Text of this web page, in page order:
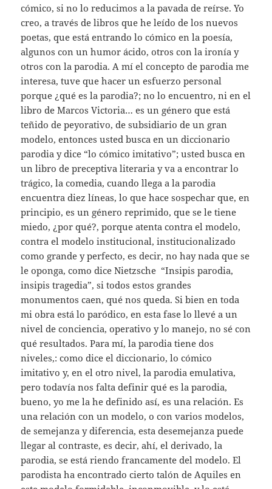
cómico, si no lo reducimos a la pavada de reírse. Yo
creo, a través de libros que he leído de los nuevos
poetas, que está entrando lo cómico en la poesía,
algunos con un humor ácido, otros con la ironía y
otros con la parodia. A mí el concepto de parodia me
interesa, tuve que hacer un esfuerzo personal
porque ¿qué es la parodia?; no lo encuentro, ni en el
libro de Marcos Victoria… es un género que está
teñido de peyorativo, de subsidiario de un gran
modelo, entonces usted busca en un diccionario
parodia y dice “lo cómico imitativo”; usted busca en
un libro de preceptiva literaria y va a encontrar lo
trágico, la comedia, cuando llega a la parodia
encuentra diez líneas, lo que hace sospechar que, en
principio, es un género reprimido, que se le tiene
miedo, ¿por qué?, porque atenta contra el modelo,
contra el modelo institucional, institucionalizado
como grande y perfecto, es decir, no hay nada que se
le oponga, como dice Nietzsche “Insipis parodia,
insipis tragedia”, si todos estos grandes
monumentos caen, qué nos queda. Si bien en toda
mi obra está lo paródico, en esta fase lo llevé a un
nivel de conciencia, operativo y lo manejo, no sé con
qué resultados. Para mí, la parodia tiene dos
niveles,: como dice el diccionario, lo cómico
imitativo y, en el otro nivel, la parodia emulativa,
pero todavía nos falta definir qué es la parodia,
bueno, yo me la he definido así, es una relación. Es
una relación con un modelo, o con varios modelos,
de semejanza y diferencia, esta desemejanza puede
llegar al contraste, es decir, ahí, el derivado, la
parodia, se está riendo francamente del modelo. El
parodista ha encontrado cierto talón de Aquiles en